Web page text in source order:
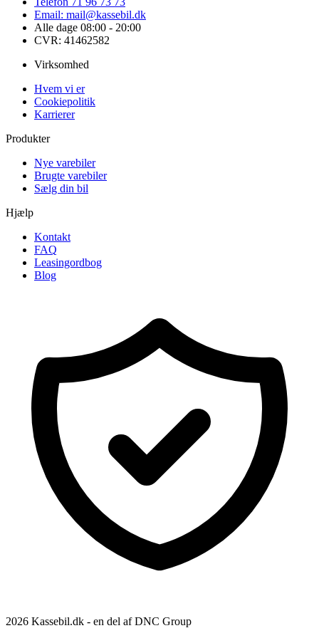
Email: mail@kassebil.dk
Alle dage 08:00 - 20:00
CVR: 41462582
Virksomhed
Hvem vi er
Cookiepolitik
Karrierer
Produkter
Nye varebiler
Brugte varebiler
Sælg din bil
Hjælp
Kontakt
FAQ
Leasingordbog
Blog
2026 Kassebil.dk - en del af DNC Group